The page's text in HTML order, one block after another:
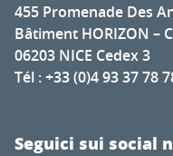
455 Promenade Des
Bâtiment HORIZON –
06203 NICE Cedex 3
Tél : +33 (0)4 93 37 78
Seguici sui social